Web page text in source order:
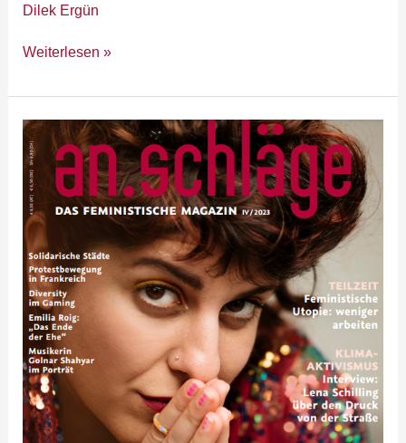
Dilek Ergün
Weiterlesen »
2023-
04